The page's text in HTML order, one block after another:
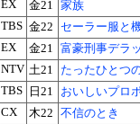
EX 金21
家族
TBS 金22
セーラー服と
EX 金21
富豪刑事デラ
NTV 土21
たったひとつ
TBS 日21
おいしいプロ
CX 木22
不信のとき